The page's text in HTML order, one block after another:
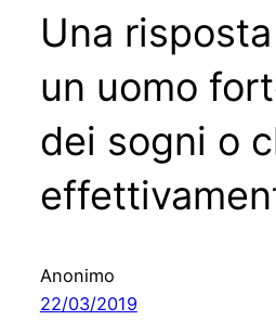
Una
un uomo
dei sogni o
Anonimo
22/03/2019